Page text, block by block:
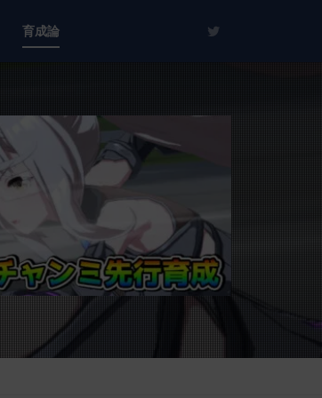
育成論